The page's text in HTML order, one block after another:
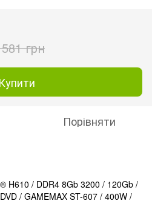
грн
Купити
Порівняти
H610 / DDR4 8Gb 3200 / 120Gb /
/ GAMEMAX ST-607 / 400W /